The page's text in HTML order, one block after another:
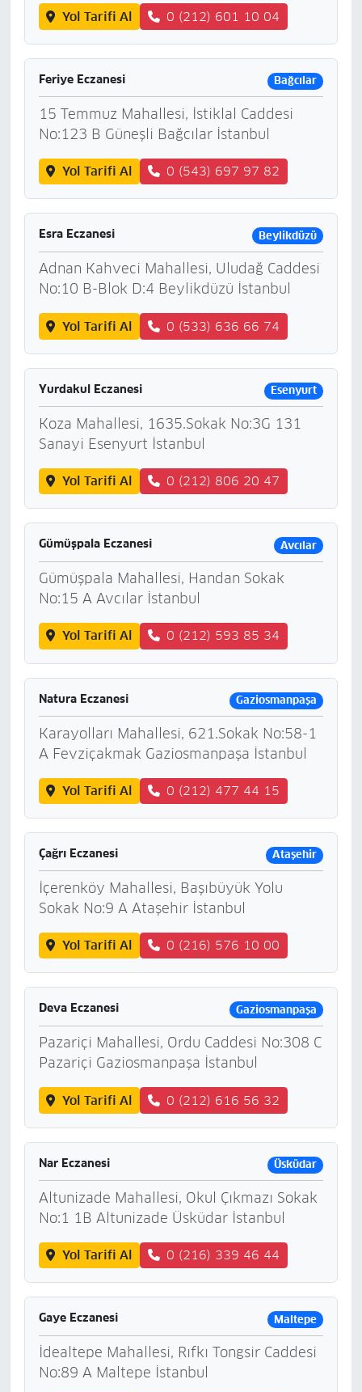
Yol Tarifi Al 0 (212) 601 10 04
Feriye Eczanesi Bağcılar
15 Temmuz Mahallesi, İstiklal Caddesi
No:123 B Güneşli Bağcılar İstanbul
Yol Tarifi Al 0 (543) 697 97 82
Esra Eczanesi Beylikdüzü
Adnan Kahveci Mahallesi, Uludağ Caddesi
No:10 B-Blok D:4 Beylikdüzü İstanbul
Yol Tarifi Al 0 (533) 636 66 74
Yurdakul Eczanesi Esenyurt
Koza Mahallesi, 1635.Sokak No:3G 131
Sanayi Esenyurt İstanbul
Yol Tarifi Al 0 (212) 806 20 47
Gümüşpala Eczanesi Avcılar
Gümüşpala Mahallesi, Handan Sokak
No:15 A Avcılar İstanbul
Yol Tarifi Al 0 (212) 593 85 34
Natura Eczanesi Gaziosmanpaşa
Karayolları Mahallesi, 621.Sokak No:58-1
A Fevziçakmak Gaziosmanpaşa İstanbul
Yol Tarifi Al 0 (212) 477 44 15
Çağrı Eczanesi Ataşehir
İçerenköy Mahallesi, Başıbüyük Yolu
Sokak No:9 A Ataşehir İstanbul
Yol Tarifi Al 0 (216) 576 10 00
Deva Eczanesi Gaziosmanpaşa
Pazariçi Mahallesi, Ordu Caddesi No:308 C
Pazariçi Gaziosmanpaşa İstanbul
Yol Tarifi Al 0 (212) 616 56 32
Nar Eczanesi Üsküdar
Altunizade Mahallesi, Okul Çıkmazı Sokak
No:1 1B Altunizade Üsküdar İstanbul
Yol Tarifi Al 0 (216) 339 46 44
Gaye Eczanesi Maltepe
İdealtepe Mahallesi, Rıfkı Tongsir Caddesi
No:89 A Maltepe İstanbul